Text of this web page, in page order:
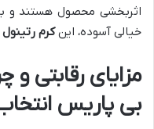
اثربخشی محصول هستند و
خیالی آسوده، اینکرم رتینول CB Paris
مزایای رقابتی
بی پاریس